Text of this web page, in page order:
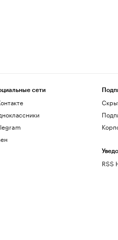
сети
RSS